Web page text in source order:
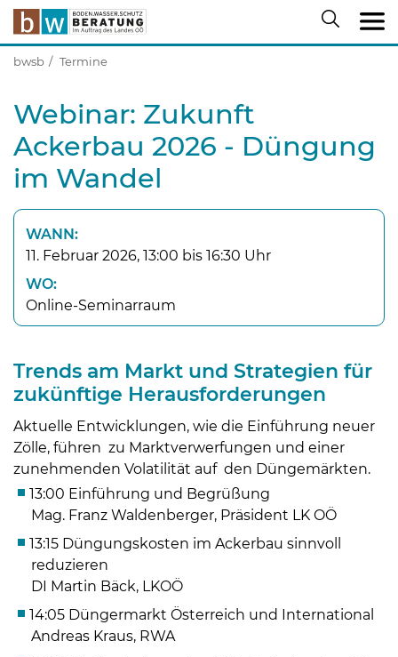
bwsb Termine
Webinar: Zukunft
Ackerbau 2026 - Düngung
im Wandel
WANN:
11. Februar 2026, 13:00 bis 16:30 Uhr
WO:
Online-Seminarraum
Trends am Markt und Strategien für
zukünftige Herausforderungen
Aktuelle Entwicklungen, wie die Einführung neuer
Zölle, führen zu Marktverwerfungen und einer
zunehmenden Volatilität auf den Düngemärkten.
13:00 Einführung und Begrüßung
Mag. Franz Waldenberger, Präsident LK OÖ
13:15 Düngungskosten im Ackerbau sinnvoll
reduzieren
DI Martin Bäck, LKOÖ
14:05 Düngermarkt Österreich und International
Andreas Kraus, RWA